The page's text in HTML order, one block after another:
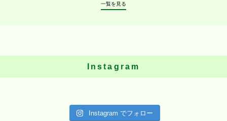
一覧を見る
Instagram
Instagram でフォロー